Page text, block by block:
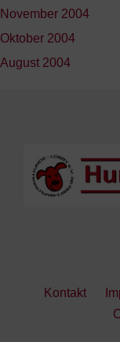
November 2004
Oktober 2004
August 2004
Kontakt